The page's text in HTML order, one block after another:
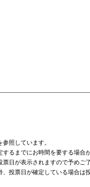
照しています。
るまでにお時間を要する場合
日が表示されますので予めご了
投票日が確定している場合は